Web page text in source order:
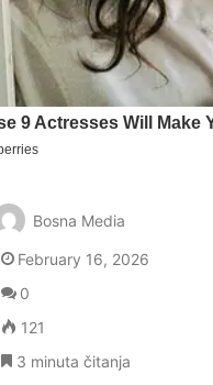
Bosna Media
February 16, 2026
0
121
3 minuta čitanja